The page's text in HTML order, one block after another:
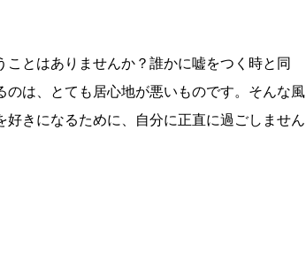
とはありませんか？誰かに嘘をつく時と同
は、とても居心地が悪いものです。そんな風
きになるために、自分に正直に過ごしません